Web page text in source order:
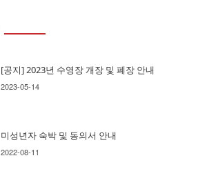
[공지] 2023년 수영장 개장 및 폐장 안내
2023-05-14
미성년자 숙박 및 동의서 안내
2022-08-11